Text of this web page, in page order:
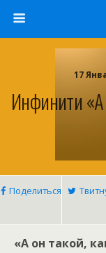
17
Инфинити
Поделиться
«А он такой,